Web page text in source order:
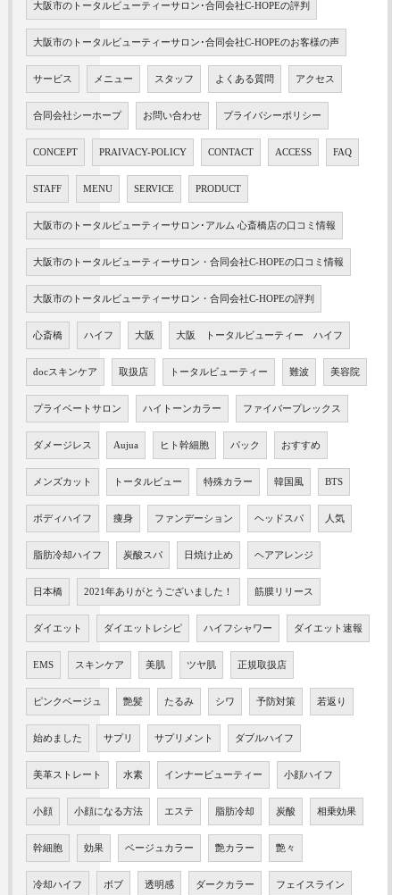
大阪市のトータルビューティーサロン･合同会社C-HOPEの評判
大阪市のトータルビューティーサロン･合同会社C-HOPEのお客様の声
サービス メニュー スタッフ よくある質問 アクセス
合同会社シーホープ お問い合わせ プライバシーポリシー
CONCEPT PRAIVACY-POLICY CONTACT ACCESS FAQ
STAFF MENU SERVICE PRODUCT
大阪市のトータルビューティーサロン･アルム 心斎橋店の口コミ情報
大阪市のトータルビューティーサロン・合同会社C-HOPEの口コミ情報
大阪市のトータルビューティーサロン・合同会社C-HOPEの評判
心斎橋 ハイフ 大阪 大阪 トータルビューティー ハイフ
docスキンケア 取扱店 トータルビューティー 難波 美容院
プライベートサロン ハイトーンカラー ファイバープレックス
ダメージレス Aujua ヒト幹細胞 パック おすすめ
メンズカット トータルビュー 特殊カラー 韓国風 BTS
ボディハイフ 痩身 ファンデーション ヘッドスパ 人気
脂肪冷却ハイフ 炭酸スパ 日焼け止め ヘアアレンジ
日本橋 2021年ありがとうございました！ 筋膜リリース
ダイエット ダイエットレシピ ハイフシャワー ダイエット速報
EMS スキンケア 美肌 ツヤ肌 正規取扱店
ピンクベージュ 艶髪 たるみ シワ 予防対策 若返り
始めました サプリ サプリメント ダブルハイフ
美革ストレート 水素 インナービューティー 小顔ハイフ
小顔 小顔になる方法 エステ 脂肪冷却 炭酸 相乗効果
幹細胞 効果 ベージュカラー 艶カラー 艶々
冷却ハイフ ボブ 透明感 ダークカラー フェイスライン